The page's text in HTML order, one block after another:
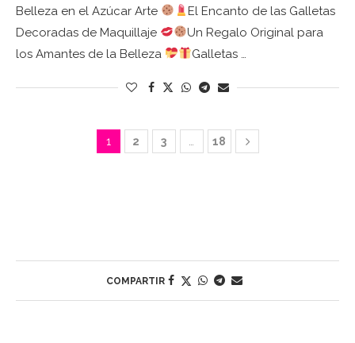
Belleza en el Azúcar Arte
El Encanto de las Galletas
Decoradas de Maquillaje
Un Regalo Original para
los Amantes de la Belleza
Galletas …
1 2 3 18
COMPARTIR